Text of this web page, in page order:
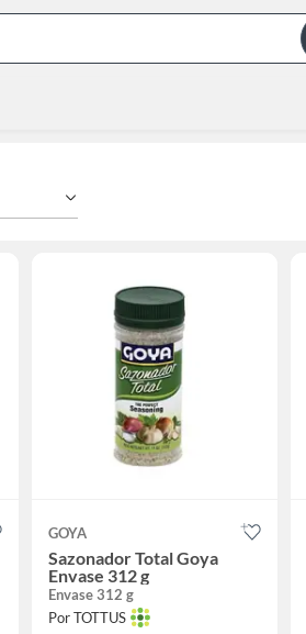
Bar
GOYA
Sazonador Total Goya
Envase 312 g
Envase 312 g
Por TOTTUS